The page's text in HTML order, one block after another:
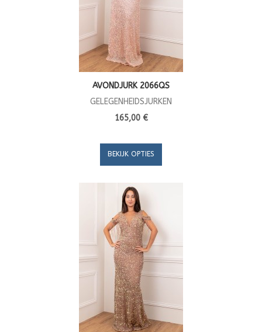
AVONDJURK 2066QS
GELEGENHEIDSJURKEN
165,00 €
BEKIJK OPTIES